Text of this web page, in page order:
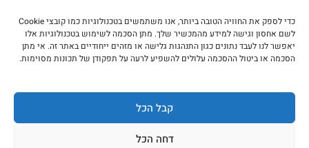
כדי לספק את החוויה הטובה ביותר, אנו משתמשים בטכנולוגיות כמו קובצי Cookie
לשם אחסון וגישה למידע מהמכשיר שלך. מתן הסכמה לשימוש בטכנולוגיות אלו
יאפשר לנו לעבד נתונים כגון התנהגות גלישה או מזהים ייחודיים באתר זה. אי מתן
הסכמה או ביטול ההסכמה עלולים להשפיע לרעה על תפקודן של תכונות מסוימות.
קבל הכל
דחה הכל
אווז
בשר בקר משובח
בשר בקר עגלה משובח
בשר למעשנת
הודו
חלקים אחוריים
מיוחדי מסורת1
נתחי פנים
עוף